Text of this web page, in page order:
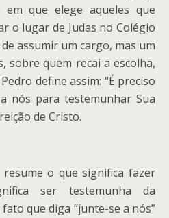
que elege aqueles que
o lugar de Judas no Colégio
assumir um cargo, mas um
sobre quem recai a escolha,
define assim: “É preciso
nós para testemunhar Sua
de Cristo.
o que significa fazer
ser testemunha da
que diga “junte-se a nós”